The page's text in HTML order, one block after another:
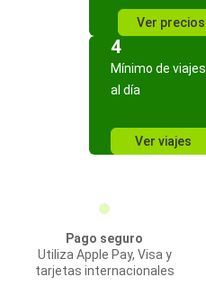
Ver precios
4
Mínimo de viajes
al día
Ver viajes
Pago seguro
Utiliza Apple Pay, Visa y
tarjetas internacionales